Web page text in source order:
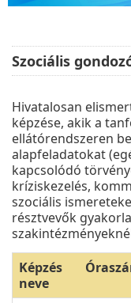
Szociális
Hivatalosan
képzése, akik a
ellátórendszeren
alapfeladatokat
kapcsolódó
kríziskezelés,
szociális
résztvevők
Képzés
neve